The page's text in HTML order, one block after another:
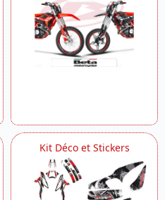
Kit Déco et Stickers